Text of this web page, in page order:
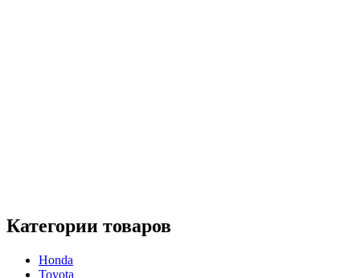
Категории товаров
Honda
Toyota